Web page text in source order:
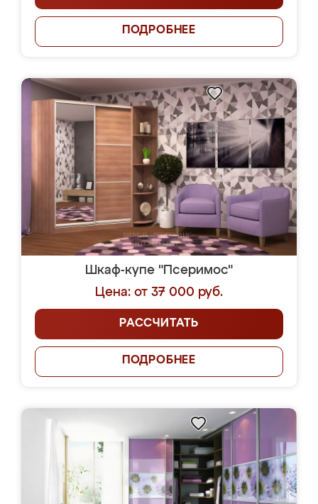
ПОДРОБНЕЕ
Шкаф-купе "Псеримос"
Цена: от 37 000 руб.
РАССЧИТАТЬ
ПОДРОБНЕЕ